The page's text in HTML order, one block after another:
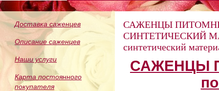
ПИТОМНИКА
Доставка саженцев
Описание саженцев
Наши услуги
Карта постоянного
покупателя
САЖЕНЦЫ
СИНТЕТИЧЕСКИЙ
синтетический
САЖЕНЦЫ